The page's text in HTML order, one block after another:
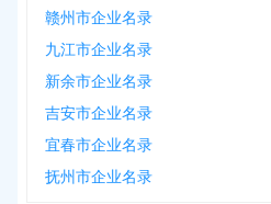
赣州市企业名录
九江市企业名录
新余市企业名录
吉安市企业名录
宜春市企业名录
抚州市企业名录